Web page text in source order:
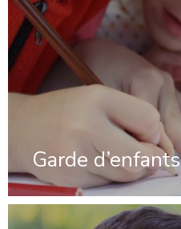
Garde d’enfants